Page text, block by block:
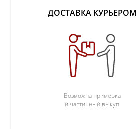
ДОСТАВКА КУРЬЕРОМ
Возможна примерка
и частичный выкуп